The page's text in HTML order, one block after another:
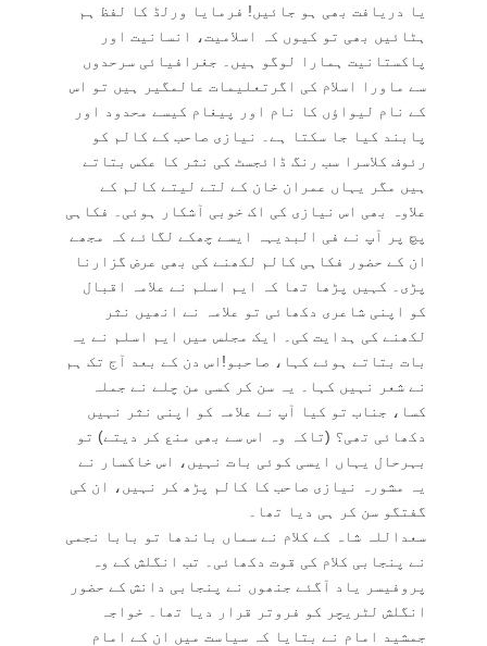
یا دریافت بھی ہو جائیں! فرمایا ورلڈ کا لفظ ہم
ہٹائیں بھی تو کیوں کہ اسلامیت، انسانیت اور
پاکستانیت ہمارا لوگو ہیں۔ جغرافیائی سرحدوں
سے ماورا اسلام کی اگرتعلیمات عالمگیر ہیں تو اس
کے نام لیواؤں کا نام اور پیغام کیسے محدود اور
پابند کیا جا سکتا ہے۔ نیازی صاحب کے کالم کو
رئوف کلاسرا سب رنگ ڈائجسٹ کی نثر کا عکس بتاتے
ہیں مگر یہاں عمران خان کے لتے لیتے کالم کے
علاوہ بھی اس نیازی کی اک خوبی آشکار ہوئی۔ فکاہی
پچ پر آپ نے فی البدیہہ ایسے چھکے لگائے کہ مجھے
ان کے حضور فکاہی کالم لکھنے کی بھی عرض گزارنا
پڑی۔ کہیں پڑھا تھا کہ ایم اسلم نے علامہ اقبال
کو اپنی شاعری دکھائی تو علامہ نے انھیں نثر
لکھنے کی ہدایت کی۔ ایک مجلس میں ایم اسلم نے یہ
بات بتاتے ہوئے کہا، صاحبو!اس دن کے بعد آج تک ہم
نے شعر نہیں کہا۔ یہ سن کر کسی من چلے نے جملہ
کسا، جناب تو کیا آپ نے علامہ کو اپنی نثر نہیں
دکھائی تھی؟ (تاکہ وہ اس سے بھی منع کر دیتے) تو
بہرحال یہاں ایسی کوئی بات نہیں، اس خاکسار نے
یہ مشورہ نیازی صاحب کا کالم پڑھ کر نہیں، ان کی
گفتگو سن کر ہی دیا تھا۔
سعداللہ شاہ کے کلام نے سماں باندھا تو بابا نجمی
نے پنجابی کلام کی قوت دکھائی۔ تب انگلش کے وہ
پروفیسر یاد آگئے جنھوں نے پنجابی دانش کے حضور
انگلش لٹریچر کو فروتر قرار دیا تھا۔ خواجہ
جمشید امام نے بتایا کہ سیاست میں ان کے امام